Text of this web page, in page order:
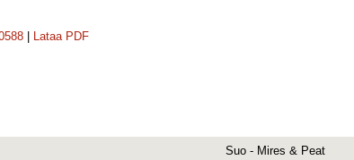
Lataa PDF
Suo - Mires & Peat